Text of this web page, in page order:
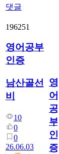
댓글
196251
영어공부
인증
남산골선
비
10
0
0
26.06.03
영
어
공
부
인
증